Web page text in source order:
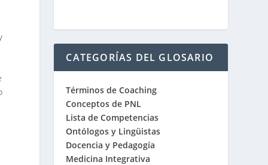
CATEGORÍAS DEL GLOSARIO
Términos de Coaching
Conceptos de PNL
Lista de Competencias
Ontólogos y Lingüistas
Docencia y Pedagogía
Medicina Integrativa